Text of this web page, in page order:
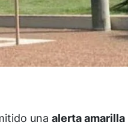
una alerta amarilla